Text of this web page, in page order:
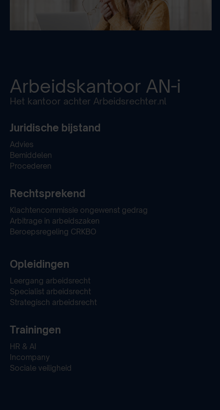
Arbeidskantoor AN-i
Het kantoor achter Arbeidsrechter.nl
Juridische bijstand
Advies
Bemiddelen
Procederen
Rechtsprekend
Klachtencommissie ongewenst gedrag
Arbitrage in arbeidszaken
Beroepsregeling CRKBO
Opleidingen
Leergang arbeidsrecht
Specialist arbeidsrecht
Strategisch arbeidsrecht
Trainingen
HR & AI
Incompany
Sociale veiligheid